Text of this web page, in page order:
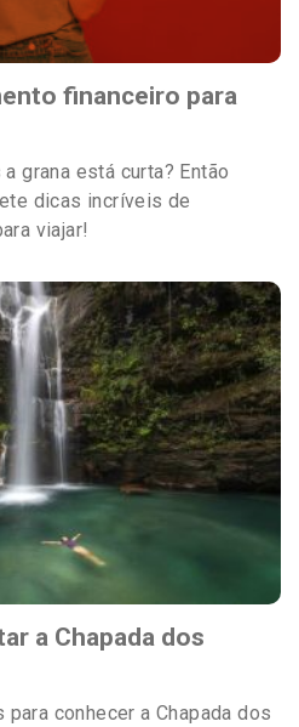
financeiro para
grana está curta? Então
dicas incríveis de
viajar!
a Chapada dos
conhecer a Chapada dos